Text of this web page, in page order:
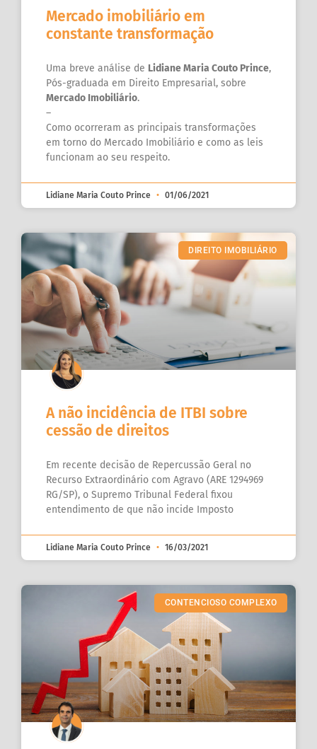
Mercado imobiliário em
constante transformação
Uma breve análise de Lidiane Maria Couto Prince,
Pós-graduada em Direito Empresarial, sobre
Mercado Imobiliário.
–
Como ocorreram as principais transformações
em torno do Mercado Imobiliário e como as leis
funcionam ao seu respeito.
Lidiane Maria Couto Prince 01/06/2021
DIREITO IMOBILIÁRIO
A não incidência de ITBI sobre
cessão de direitos
Em recente decisão de Repercussão Geral no
Recurso Extraordinário com Agravo (ARE 1294969
RG/SP), o Supremo Tribunal Federal fixou
entendimento de que não incide Imposto
Lidiane Maria Couto Prince 16/03/2021
CONTENCIOSO COMPLEXO